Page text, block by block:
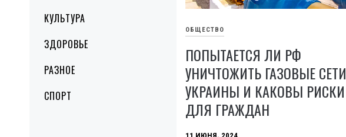
КУЛЬТУРА
ЗДОРОВЬЕ
РАЗНОЕ
СПОРТ
ОБЩЕСТВО
ПОПЫТАЕТСЯ ЛИ РФ
УНИЧТОЖИТЬ ГАЗОВЫЕ СЕТИ
УКРАИНЫ И КАКОВЫ РИСКИ
ДЛЯ ГРАЖДАН